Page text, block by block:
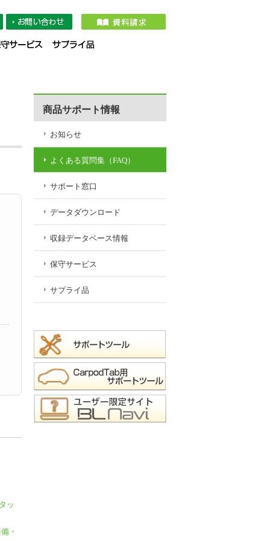
ッ
・
商品サポート情報
お知らせ
よくある質問集（FAQ）
サポート窓口
データダウンロード
収録データベース情報
保守サービス
サプライ品